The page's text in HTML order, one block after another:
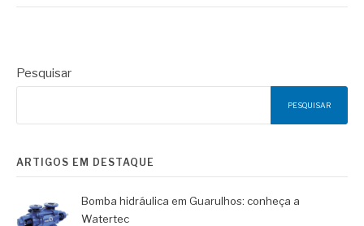
Pesquisar
PESQUISAR
ARTIGOS EM DESTAQUE
Bomba hidráulica em Guarulhos: conheça a
Watertec